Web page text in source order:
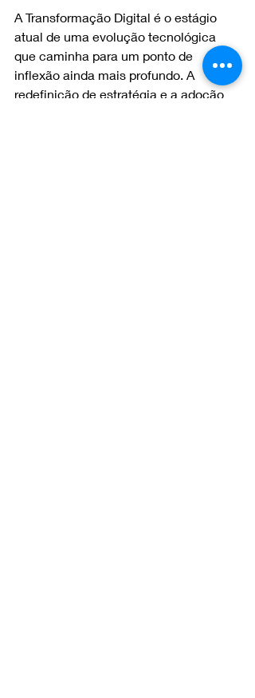
A Transformação Digital é o estágio
atual de uma evolução tecnológica
que caminha para um ponto de
inflexão ainda mais profundo. A
redefinição de estratégia e a adoção